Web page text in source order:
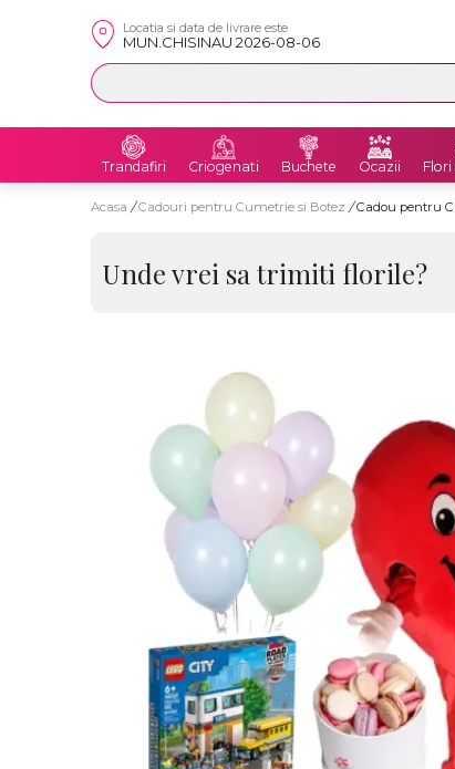
Locatia si data de livrare este
MUN.CHISINAU 2026-08-06
Trandafiri Criogenati Buchete Ocazii Flori
Acasa / Cadouri pentru Cumetrie si Botez / Cadou pentru
Unde vrei sa trimiti florile?